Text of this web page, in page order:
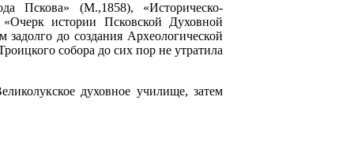
Пскова» (М.,1858), «Историческо-
истории Псковской Духовной
до создания Археологической
собора до сих пор не утратила
духовное училище, затем